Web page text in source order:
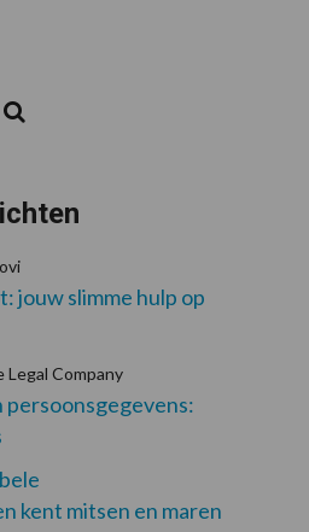
jouw slimme hulp op
Legal Company
persoonsgegevens:
kent mitsen en maren